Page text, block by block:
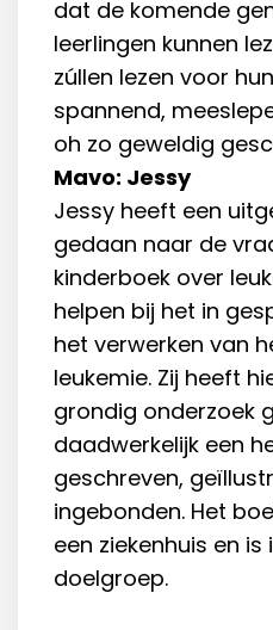
dat de komende
leerlingen kunnen
zúllen lezen voor
spannend,
oh zo geweldig
Mavo: Jessy
Jessy heeft een
gedaan naar de
kinderboek over
helpen bij het in
het verwerken van
leukemie. Zij heeft
grondig onderzoek
daadwerkelijk een
geschreven,
ingebonden. Het
een ziekenhuis en
doelgroep.